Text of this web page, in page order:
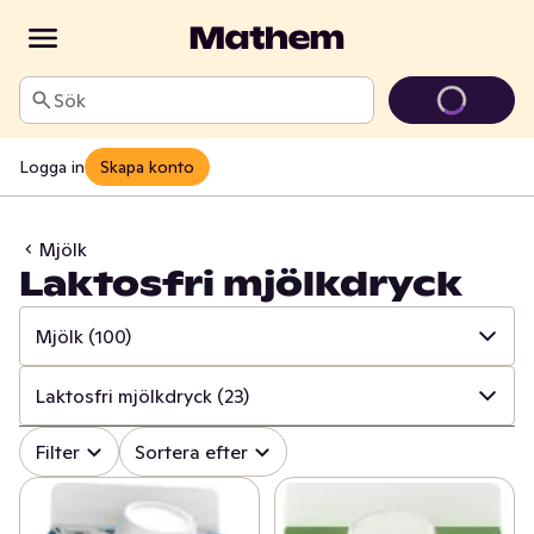
Sök
Logga in Skapa konto
Mjölk
Laktosfri mjölkdryck
Mjölk (100)
✓ Alla (1365)
✓ (416)
Laktosfri mjölkdryck (23)
✓ Alla (100)
Mellanmjölk (16)
Filter Sortera efter